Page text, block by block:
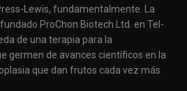
Lewis, fundamentalmente. La
ProChon Biotech Ltd. en Tel-
de una terapia para la
germen de avances científicos en la
que dan frutos cada vez más